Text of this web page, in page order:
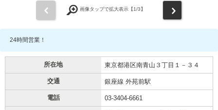
画像タップで拡大表示【1/3】
24時間営業！
所在地 東京都港区南青山３丁目１－３４
交通 銀座線 外苑前駅
電話 03-3404-6661